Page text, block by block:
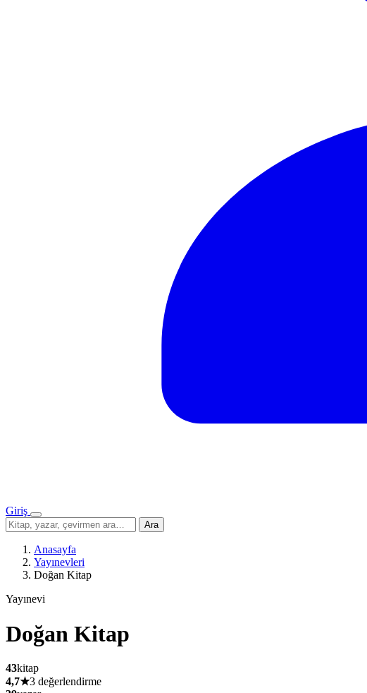
Giriş
Menü
Sitede
ara
Ara
Anasayfa
Yayınevleri
Doğan Kitap
Yayınevi
Doğan Kitap
43kitap
4,7★3 değerlendirme